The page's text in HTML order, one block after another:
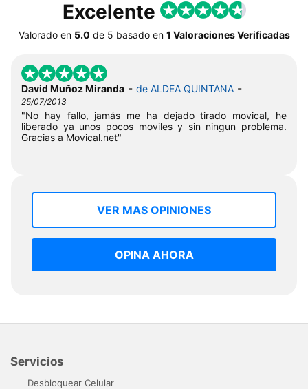
Excelente
Valorado en 5.0 de 5 basado en 1 Valoraciones Verificadas
David Muñoz Miranda - de ALDEA QUINTANA -
25/07/2013
"No hay fallo, jamás me ha dejado tirado movical, he
liberado ya unos pocos moviles y sin ningun problema.
Gracias a Movical.net"
VER MAS OPINIONES
OPINA AHORA
Servicios
Desbloquear Celular